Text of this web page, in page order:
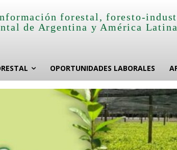
forestal, foresto-
de Argentina y América
OPORTUNIDADES LABORALES